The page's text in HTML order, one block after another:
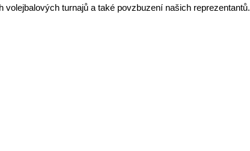
volejbalových turnajů a také povzbuzení našich reprezentantů.